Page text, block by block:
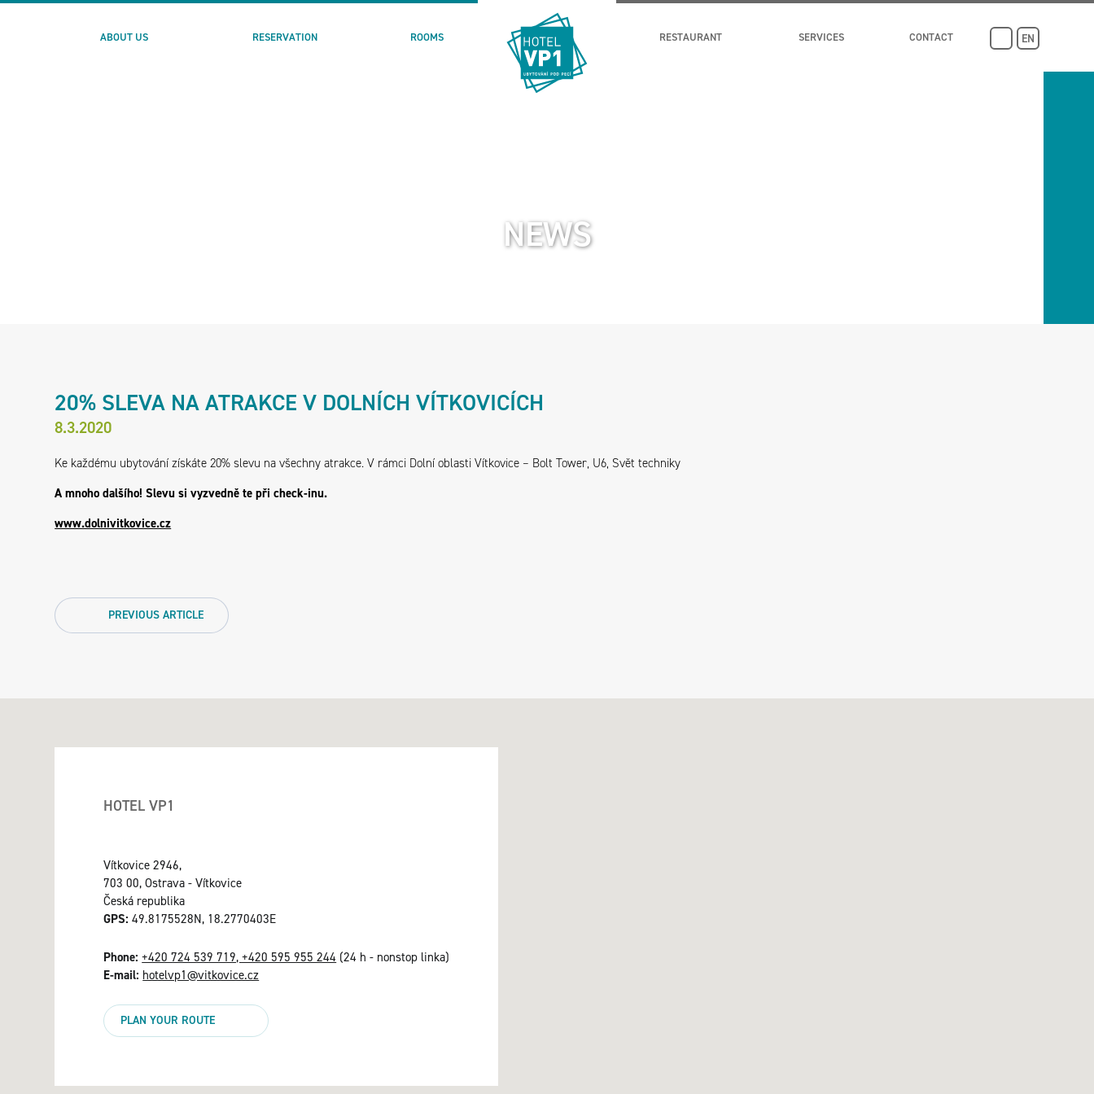
ABOUT US RESERVATION ROOMS RESTAURANT SERVICES CONTACT EN
NEWS
20% SLEVA NA ATRAKCE V DOLNÍCH VÍTKOVICÍCH
8.3.2020
Ke každému ubytování získáte 20% slevu na všechny atrakce. V rámci Dolní oblasti Vítkovice – Bolt Tower, U6, Svět techniky
A mnoho dalšího! Slevu si vyzvedně te při check-inu.
www.dolnivitkovice.cz
PREVIOUSARTICLE
HOTEL VP1
Vítkovice 2946,
703 00, Ostrava - Vítkovice
Česká republika
GPS:49.8175528N, 18.2770403E
Phone: +420 724 539 719, +420 595 955 244 (24 h - nonstop linka)
E-mail: hotelvp1@vitkovice.cz
PLAN YOUR ROUTE